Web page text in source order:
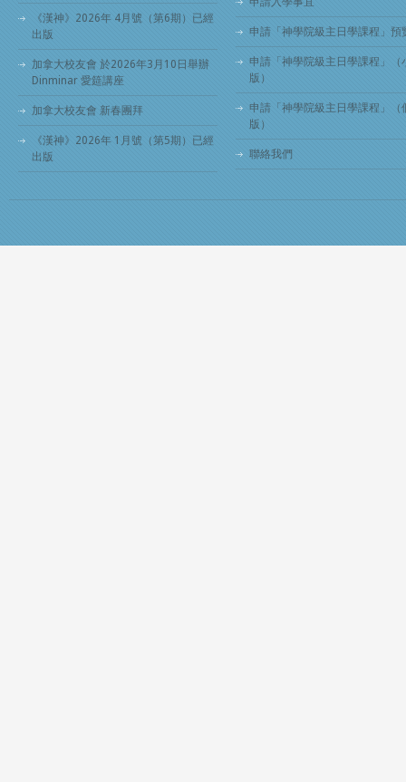
《漢神》2026年 4月號（第6期）已經
出版
加拿大校友會 於2026年3月10日舉辦
Dinminar 愛筵講座
加拿大校友會 新春團拜
《漢神》2026年 1月號（第5期）已經
出版
申請「神學院級主日學課程」預
申請「神學院級主日學課程」（
版）
申請「神學院級主日學課程」（
版）
聯絡我們